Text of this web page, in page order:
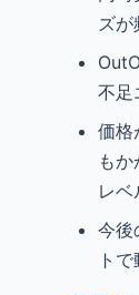
ズが
不足
価格
も
レベ
今後
ト